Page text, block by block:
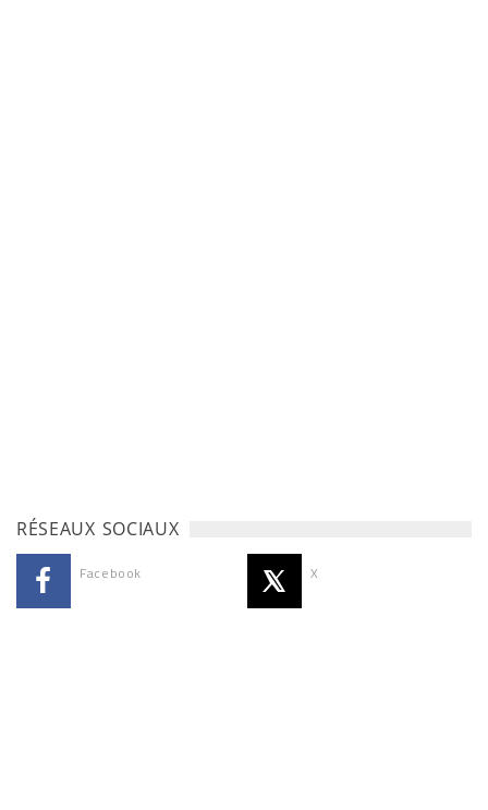
RÉSEAUX SOCIAUX
Facebook X